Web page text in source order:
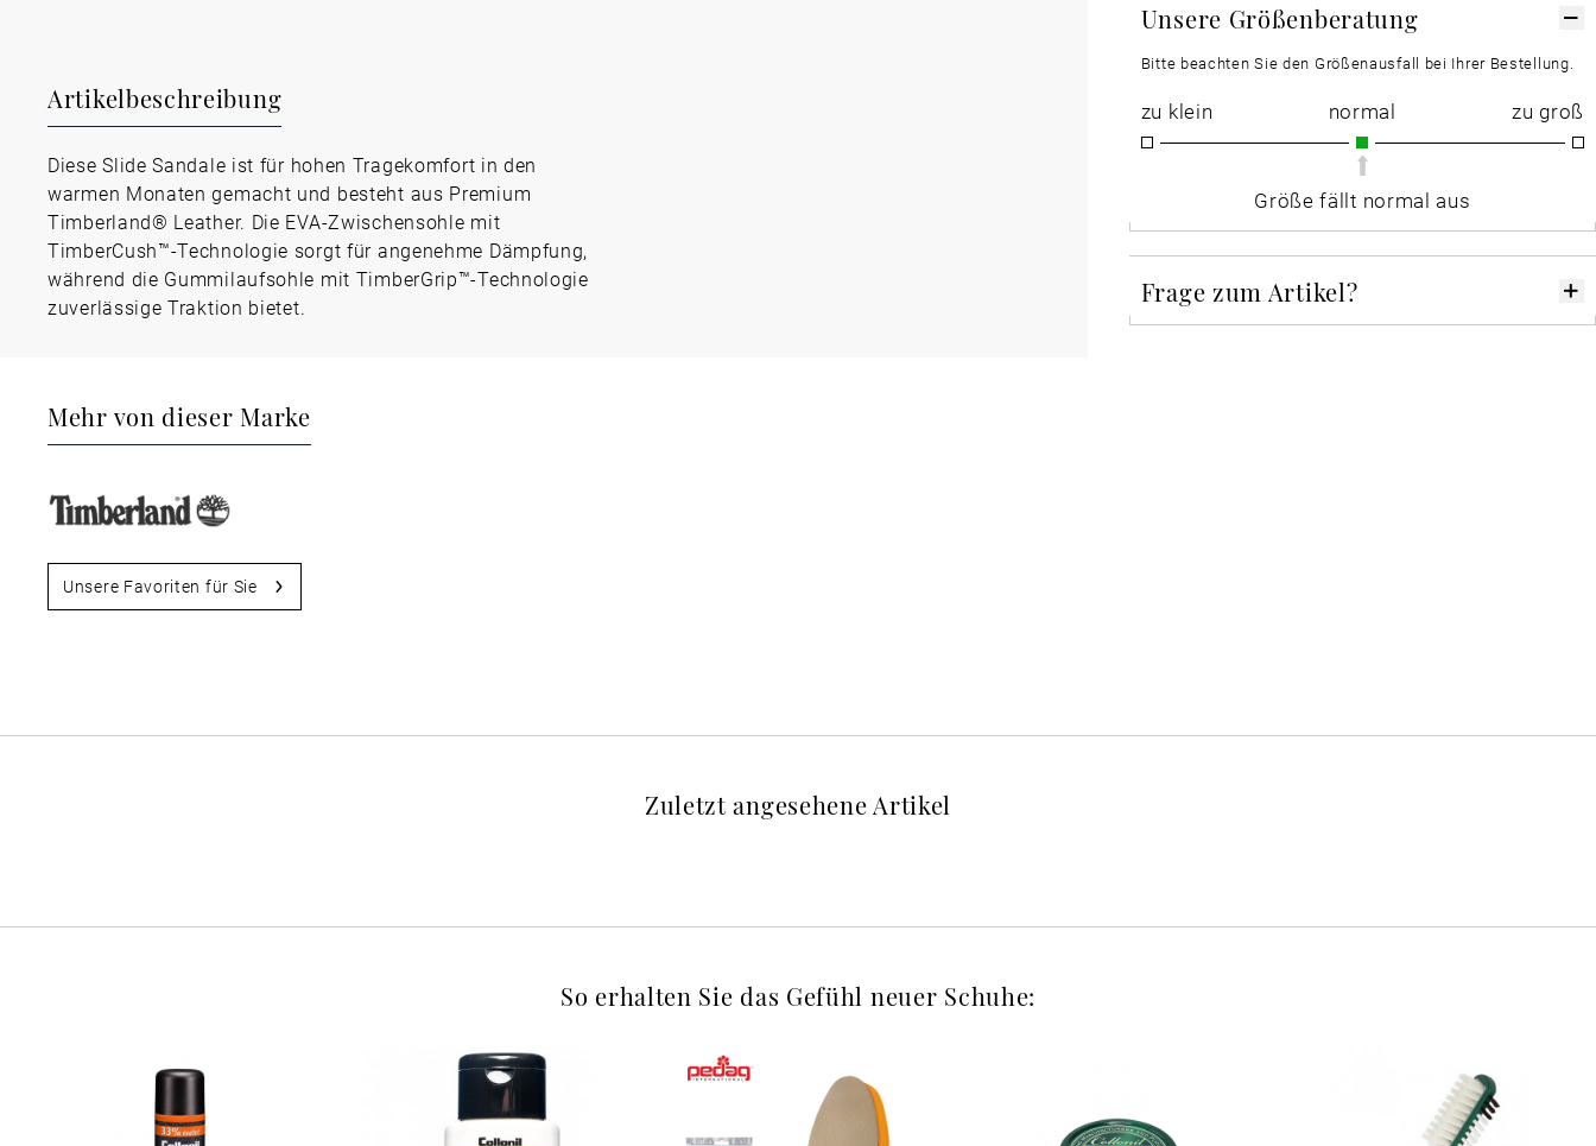
Artikelbeschreibung
Diese Slide Sandale ist für hohen Tragekomfort in den
warmen Monaten gemacht und besteht aus Premium
Timberland® Leather. Die EVA-Zwischensohle mit
TimberCush™-Technologie sorgt für angenehme Dämpfung,
während die Gummilaufsohle mit TimberGrip™-Technologie
zuverlässige Traktion bietet.
Mehr von dieser Marke
Unsere Favoriten für Sie
Unsere Größenberatung
Bitte beachten Sie den Größenausfall bei Ihrer Bestellung.
zu klein normal zu groß
Größe fällt normal aus
Frage zum Artikel?
Zuletzt angesehene Artikel
So erhalten Sie das Gefühl neuer Schuhe: